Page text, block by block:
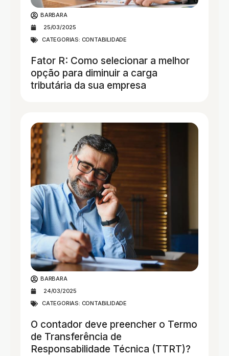
BARBARA
25/03/2025
CATEGORIAS: CONTABILIDADE
Fator R: Como selecionar a melhor
opção para diminuir a carga
tributária da sua empresa
BARBARA
24/03/2025
CATEGORIAS: CONTABILIDADE
O contador deve preencher o Termo
de Transferência de
Responsabilidade Técnica (TTRT)?